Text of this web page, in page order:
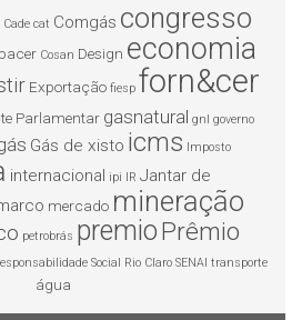
Cade cat Comgás congresso
Cosan Design economia
Exportação fiesp forn&cer
Parlamentar gasnatural gnl governo
Gás de xisto icms Imposto
internacional ipi IR Jantar de
mercado mineração
petrobrás premioPrêmio
Social Rio Claro SENAI transporte
água